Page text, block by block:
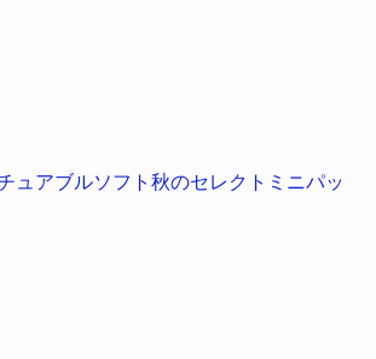
ュアブルソフト秋のセレクトミニパッ